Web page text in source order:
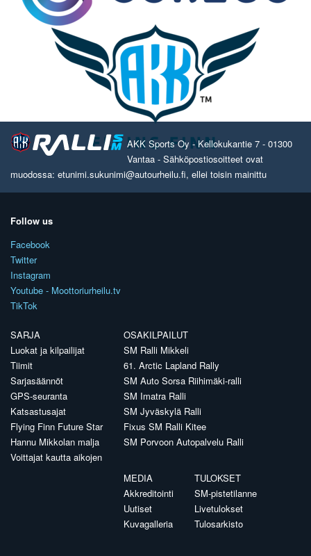
AKK Sports Oy - Kellokukantie 7 - 01300
Vantaa - Sähköpostiosoitteet ovat
muodossa: etunimi.sukunimi@autourheilu.fi, ellei toisin mainittu
Follow us
Facebook
Twitter
Instagram
Youtube - Moottoriurheilu.tv
TikTok
SARJA
Luokat ja kilpailijat
Tiimit
Sarjasäännöt
GPS-seuranta
Katsastusajat
Flying Finn Future Star
Hannu Mikkolan malja
Voittajat kautta aikojen
OSAKILPAILUT
SM Ralli Mikkeli
61. Arctic Lapland Rally
SM Auto Sorsa Riihimäki-ralli
SM Imatra Ralli
SM Jyväskylä Ralli
Fixus SM Ralli Kitee
SM Porvoon Autopalvelu Ralli
MEDIA
Akkreditointi
Uutiset
Kuvagalleria
TULOKSET
SM-pistetilanne
Livetulokset
Tulosarkisto